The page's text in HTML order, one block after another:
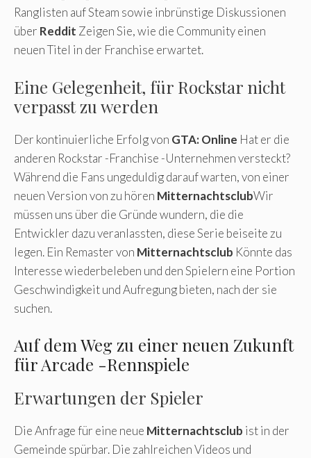
Ranglisten auf Steam sowie inbrünstige Diskussionen
über Reddit Zeigen Sie, wie die Community einen
neuen Titel in der Franchise erwartet.
Eine Gelegenheit, für Rockstar nicht
verpasst zu werden
Der kontinuierliche Erfolg von GTA: Online Hat er die
anderen Rockstar -Franchise -Unternehmen versteckt?
Während die Fans ungeduldig darauf warten, von einer
neuen Version von zu hören MitternachtsclubWir
müssen uns über die Gründe wundern, die die
Entwickler dazu veranlassten, diese Serie beiseite zu
legen. Ein Remaster von Mitternachtsclub Könnte das
Interesse wiederbeleben und den Spielern eine Portion
Geschwindigkeit und Aufregung bieten, nach der sie
suchen.
Auf dem Weg zu einer neuen Zukunft
für Arcade -Rennspiele
Erwartungen der Spieler
Die Anfrage für eine neue Mitternachtsclub ist in der
Gemeinde spürbar. Die zahlreichen Videos und